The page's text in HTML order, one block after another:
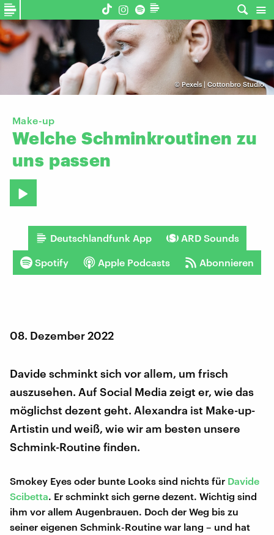
© Pexels | Cottonbro Studio
Make-up
Welche Schminkroutinen zu
uns passen
Deutschlandfunk App ARD Sounds
Spotify Apple Podcasts Abonnieren
08. Dezember 2022
Davide schminkt sich vor allem, um frisch
auszusehen. Auf Social Media zeigt er, wie das
möglichst dezent geht. Alexandra ist Make-up-
Artistin und weiß, wie wir am besten unsere
Schmink-Routine finden.
Smokey Eyes oder bunte Looks sind nichts für Davide
Scibetta. Er schminkt sich gerne dezent. Wichtig sind
ihm vor allem Augenbrauen. Doch der Weg bis zu
seiner eigenen Schmink-Routine war lang – und hat